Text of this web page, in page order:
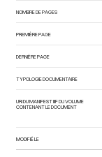
NOMBRE DE PAGES
PREMIÈRE PAGE
DERNIÈRE PAGE
TYPOLOGIE DOCUMENTAIRE
URI DU MANIFEST IIIF DU VOLUME
CONTENANT LE DOCUMENT
MODIFIÉ LE